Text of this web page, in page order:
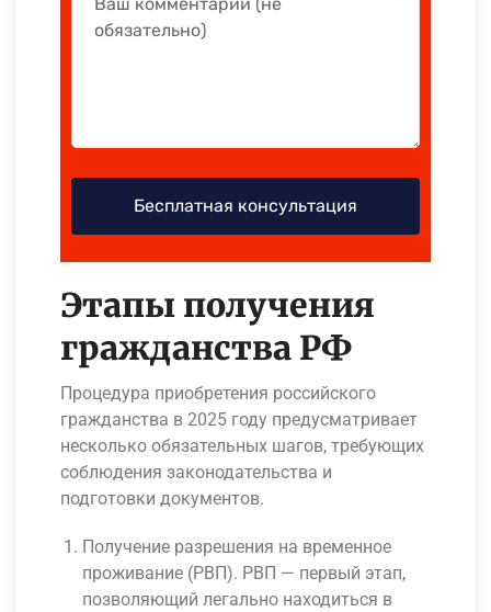
Этапы получения
гражданства РФ
Процедура приобретения российского
гражданства в 2025 году предусматривает
несколько обязательных шагов, требующих
соблюдения законодательства и
подготовки документов.
Получение разрешения на временное
проживание (РВП). РВП — первый этап,
позволяющий легально находиться в